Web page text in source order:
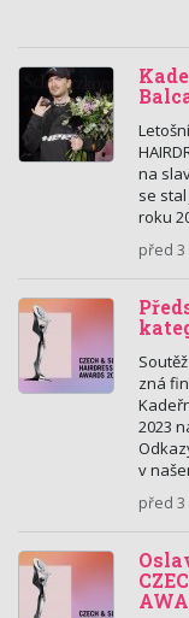
na
se
roku
před 3
Soutěž
zná
2023
v
před 3